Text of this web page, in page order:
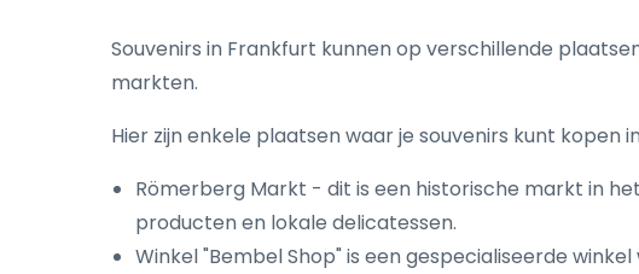
Souvenirs in Frankfurt kunnen op verschillende
markten.
Hier zijn enkele plaatsen waar je souvenirs kunt kopen
Römerberg Markt - dit is een historische markt in
producten en lokale delicatessen.
Winkel "Bembel Shop" is een gespecialiseerde